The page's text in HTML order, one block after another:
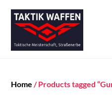
content
Home / Products tagged